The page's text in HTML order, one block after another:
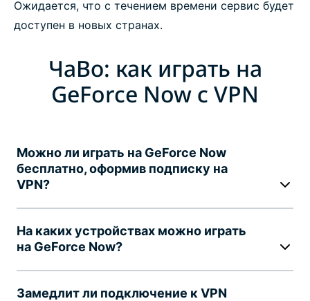
Ожидается, что с течением времени сервис будет
доступен в новых странах.
ЧаВо: как играть на
GeForce Now с VPN
Можно ли играть на GeForce Now
бесплатно, оформив подписку на
VPN?
На каких устройствах можно играть
на GeForce Now?
Замедлит ли подключение к VPN